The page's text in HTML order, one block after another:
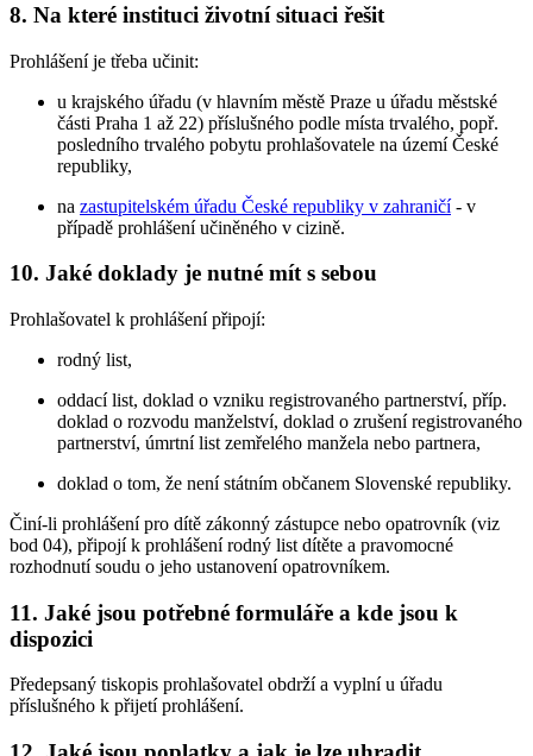
8. Na které instituci životní situaci řešit
Prohlášení je třeba učinit:
u krajského úřadu (v hlavním městě Praze u úřadu městské
části Praha 1 až 22) příslušného podle místa trvalého, popř.
posledního trvalého pobytu prohlašovatele na území České
republiky,
na zastupitelském úřadu České republiky v zahraničí- v
případě prohlášení učiněného v cizině.
10. Jaké doklady je nutné mít s sebou
Prohlašovatel k prohlášení připojí:
rodný list,
oddací list, doklad o vzniku registrovaného partnerství, příp.
doklad o rozvodu manželství, doklad o zrušení registrovaného
partnerství, úmrtní list zemřelého manžela nebo partnera,
doklad o tom, že není státním občanem Slovenské republiky.
Činí-li prohlášení pro dítě zákonný zástupce nebo opatrovník (viz
bod 04), připojí k prohlášení rodný list dítěte a pravomocné
rozhodnutí soudu o jeho ustanovení opatrovníkem.
11. Jaké jsou potřebné formuláře a kde jsou k
dispozici
Předepsaný tiskopis prohlašovatel obdrží a vyplní u úřadu
příslušného k přijetí prohlášení.